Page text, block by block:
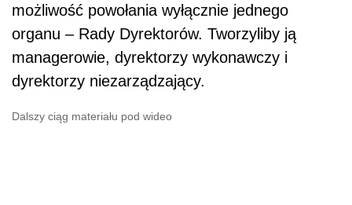
możliwość powołania wyłącznie jednego
organu – Rady Dyrektorów. Tworzyliby ją
managerowie, dyrektorzy wykonawczy i
dyrektorzy niezarządzający.
Dalszy ciąg materiału pod wideo